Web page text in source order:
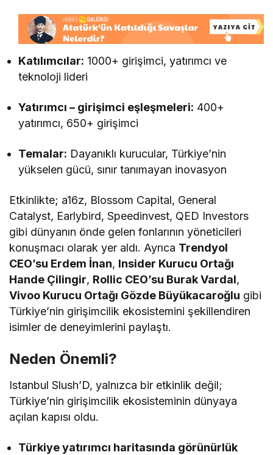
Katılımcılar: 1000+ girişimci, yatırımcı ve
teknoloji lideri
Yatırımcı – girişimci eşleşmeleri: 400+
yatırımcı, 650+ girişimci
Temalar: Dayanıklı kurucular, Türkiye’nin
yükselen gücü, sınır tanımayan inovasyon
Etkinlikte; a16z, Blossom Capital, General
Catalyst, Earlybird, Speedinvest, QED Investors
gibi dünyanın önde gelen fonlarının yöneticileri
konuşmacı olarak yer aldı. Ayrıca Trendyol
CEO’su Erdem İnan, Insider Kurucu Ortağı
Hande Çilingir, Rollic CEO’su Burak Vardal,
Vivoo Kurucu Ortağı Gözde Büyükacaroğlu gibi
Türkiye’nin girişimcilik ekosistemini şekillendiren
isimler de deneyimlerini paylaştı.
Neden Önemli?
Istanbul Slush’D, yalnızca bir etkinlik değil;
Türkiye’nin girişimcilik ekosisteminin dünyaya
açılan kapısı oldu.
Türkiye yatırımcı haritasında görünürlük